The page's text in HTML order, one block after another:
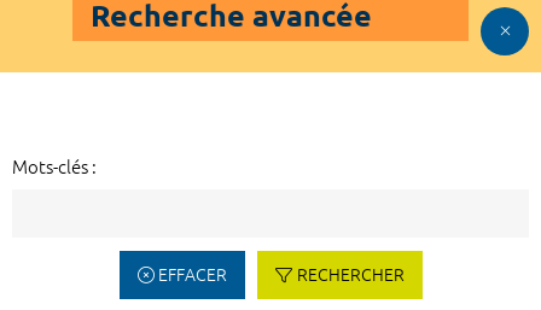
Recherche avancée
Mots-clés :
EFFACER RECHERCHER